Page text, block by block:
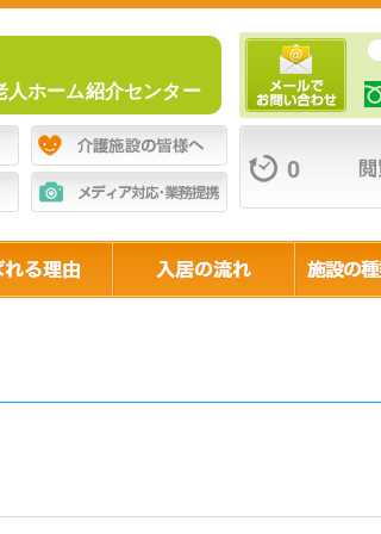
人ホーム紹介センター
0